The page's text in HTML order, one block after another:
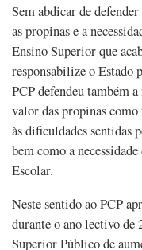
Sem abdicar de
as propinas e a
Ensino Superior que
responsabilize o Estado
PCP defendeu também
valor das propinas
às dificuldades sentidas
bem como a
Escolar.
Neste sentido ao PCP
durante o ano lectivo de
Superior Público de